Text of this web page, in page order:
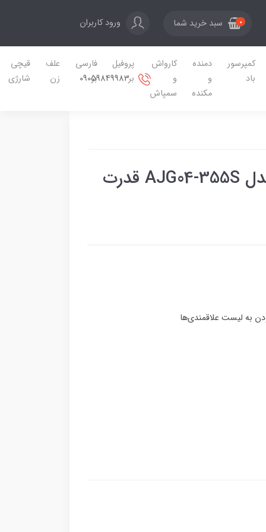
0 سبد خرید شما ورود کاربران
کمپرسور
باد
دمنده
و
مکنده
کارواش
و
سمپاش
پروفیل
بر
فارسی
بر
علف
زن
قیچی
شارژی
09059849983
اره پروفیل بر دی سی ای مدل AJG04-355S قدرت